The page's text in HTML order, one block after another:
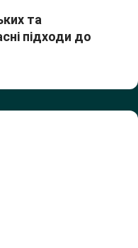
та
підходи до